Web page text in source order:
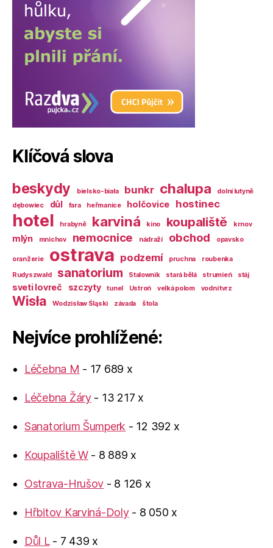
Klíčová slova
beskydy bielsko-biała bunkr chalupa
dolní lutyně
dębowiec
důl fara heřmanice holčovice hostinec
hotel hrabyně karviná kino koupaliště krnov
mlýn mnichov nemocnice nádraží obchod opavsko
oranžerie ostrava podzemí pruchna
roubenka
Rudyszwałd
sanatorium Stalownik stará bělá strumień stáj
sveti lovreč szczyty tunel Ustroń velká polom vodní tvrz
Wisła Wodzisław Śląski závada štola
Nejvíce prohlížené:
Léčebna M - 17 689 x
Léčebna Žáry- 13 217 x
Sanatorium Šumperk - 12 392 x
Koupaliště W- 8 889 x
Ostrava-Hrušov - 8 126 x
Hřbitov Karviná-Doly- 8 050 x
Důl L- 7 439 x